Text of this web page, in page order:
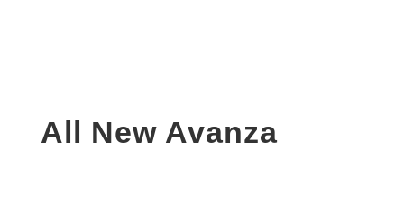
All New Avanza